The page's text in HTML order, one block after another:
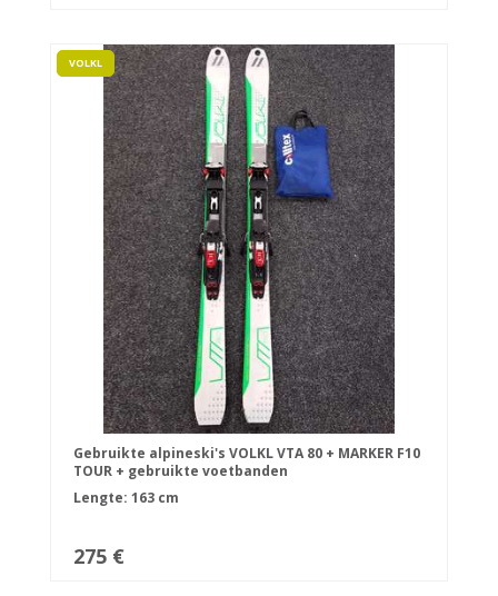
VOLKL
Gebruikte alpineski's VOLKL VTA 80 + MARKER F10
TOUR + gebruikte voetbanden
Lengte: 163 cm
275 €